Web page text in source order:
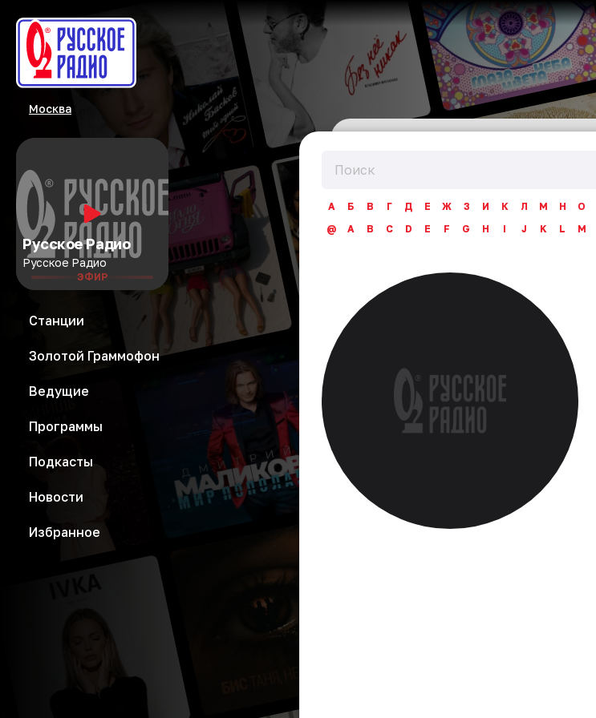
Москва
Русское Радио
Русское Радио
ЭФИР
Станции
Золотой Граммофон
Ведущие
Программы
Подкасты
Новости
Избранное
А Б В Г Д Е Ж З И К Л М Н О
@
A B C D E F G H I J K L M